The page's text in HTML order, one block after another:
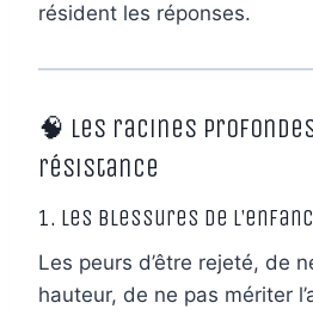
résident les réponses.
🧠 Les racines
résistance
1. Les blessures de
Les peurs d’être rejeté, de
hauteur, de ne pas mériter